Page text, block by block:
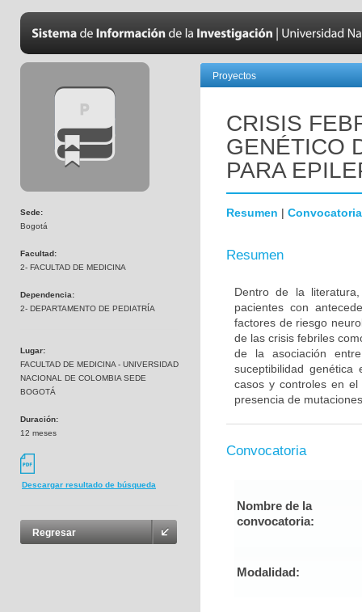
Sede:
Bogotá
Facultad:
2- FACULTAD DE MEDICINA
Dependencia:
2- DEPARTAMENTO DE PEDIATRÍA
Lugar:
FACULTAD DE MEDICINA - UNIVERSIDAD
NACIONAL DE COLOMBIA SEDE
BOGOTÁ
Duración:
12 meses
Descargar resultado de búsqueda
Regresar
Proyectos
CRISIS
GENÉTICO
PARA
Resumen | Convocatoria
Resumen
Dentro de la
pacientes con
factores de riesgo
de las crisis febriles
de la asociación
suceptibilidad
casos y controles en
presencia de
Convocatoria
Nombre de la
convocatoria:
Modalidad: